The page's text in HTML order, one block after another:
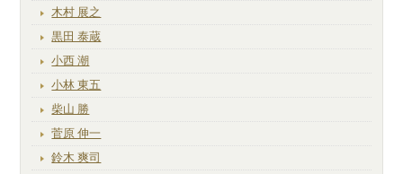
木村 展之
黒田 泰蔵
小西 潮
小林 東五
柴山 勝
菅原 伸一
鈴木 爽司